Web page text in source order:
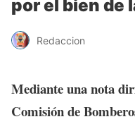
por el bien de
Redaccion
Mediante una nota
Comisión de